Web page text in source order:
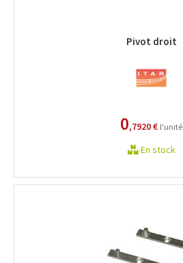
Pivot droit
0,7920 € l'unité
En stock